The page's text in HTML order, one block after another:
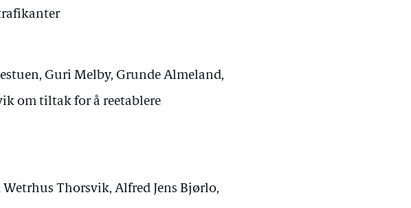
Guri Melby, Grunde Almeland,
om tiltak for å reetablere
Thorsvik, Alfred Jens Bjørlo,